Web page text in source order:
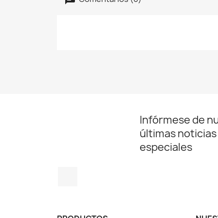
Infórmese de
últimas
especiales